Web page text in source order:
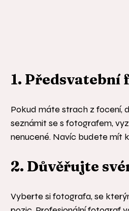
1.
Pokud máte strach z focení,
seznámit se s fotografem,
nenucené. Navíc budete mít
2. Důvěřujte
Vyberte si fotografa, se